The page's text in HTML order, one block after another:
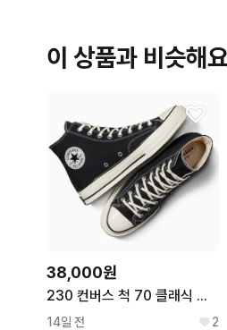
이 상품과 비슷해
38,000원
230 컨버스 척 70 클래식 하이 블랙
14일 전 2